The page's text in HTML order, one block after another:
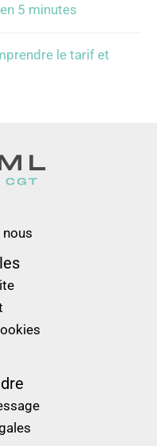
5 minutes
le tarif et